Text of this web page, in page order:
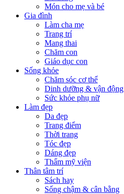
Món cho mẹ và bé
Gia đình
Làm cha mẹ
Trang trí
Mang thai
Chăm con
Giáo dục con
Sống khỏe
Chăm sóc cơ thể
Dinh dưỡng & vận động
Sức khỏe phụ nữ
Làm đẹp
Da đẹp
Trang điểm
Thời trang
Tóc đẹp
Dáng đẹp
Thẩm mỹ viện
Thân tâm trí
Sách hay
Sống chậm & cân bằng